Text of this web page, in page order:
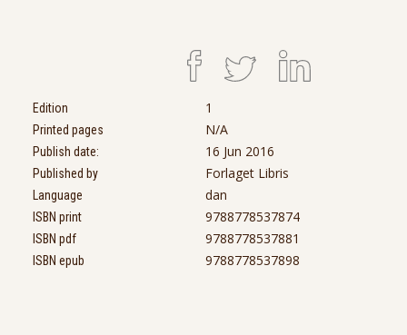
Edition 1
Printed pages N/A
Publish date: 16 Jun 2016
Published by Forlaget Libris
Language dan
ISBN print 9788778537874
ISBN pdf 9788778537881
ISBN epub 9788778537898